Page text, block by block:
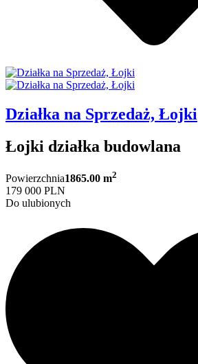
Działka na Sprzedaż, Łojki
Łojki działka budowlana
Powierzchnia1865.00 m2
179 000 PLN
Do ulubionych